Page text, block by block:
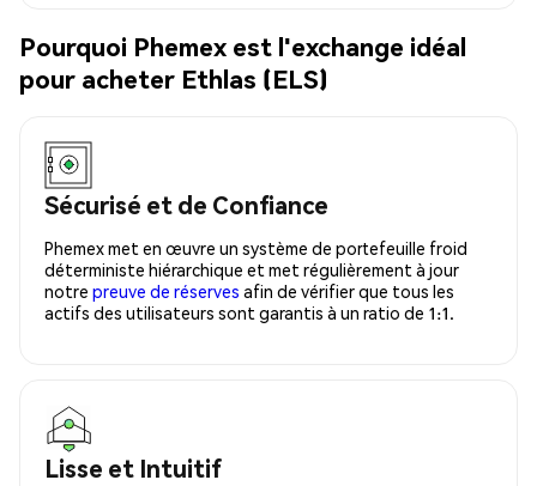
Pourquoi Phemex est l'exchange idéal
pour acheter Ethlas (ELS)
Sécurisé et de Confiance
Phemex met en œuvre un système de portefeuille froid
déterministe hiérarchique et met régulièrement à jour
notre preuve de réserves afin de vérifier que tous les
actifs des utilisateurs sont garantis à un ratio de 1:1.
Lisse et Intuitif